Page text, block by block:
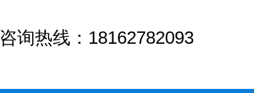
咨询热线：18162782093